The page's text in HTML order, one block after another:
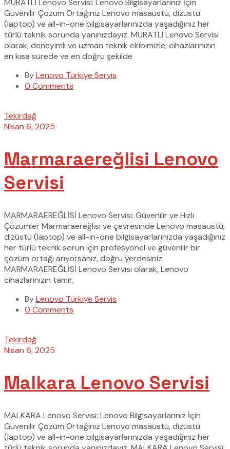
MURATLI Lenovo Servisi: Lenovo Bilgisayarlarınız İçin
Güvenilir Çözüm Ortağınız Lenovo masaüstü, dizüstü
(laptop) ve all-in-one bilgisayarlarınızda yaşadığınız her
türlü teknik sorunda yanınızdayız. MURATLI Lenovo Servisi
olarak, deneyimli ve uzman teknik ekibimizle, cihazlarınızın
en kısa sürede ve en doğru şekilde
ByLenovo Türkiye Servis
0 Comments
Tekirdağ
Nisan 6, 2025
Marmaraereğlisi Lenovo
Servisi
MARMARAEREĞLİSİ Lenovo Servisi: Güvenilir ve Hızlı
Çözümler Marmaraereğlisi ve çevresinde Lenovo masaüstü,
dizüstü (laptop) ve all-in-one bilgisayarlarınızda yaşadığınız
her türlü teknik sorun için profesyonel ve güvenilir bir
çözüm ortağı arıyorsanız, doğru yerdesiniz.
MARMARAEREĞLİSİ Lenovo Servisi olarak, Lenovo
cihazlarınızın tamir,
ByLenovo Türkiye Servis
0 Comments
Tekirdağ
Nisan 6, 2025
Malkara Lenovo Servisi
MALKARA Lenovo Servisi: Lenovo Bilgisayarlarınız İçin
Güvenilir Çözüm Ortağınız Lenovo masaüstü, dizüstü
(laptop) ve all-in-one bilgisayarlarınızda yaşadığınız her